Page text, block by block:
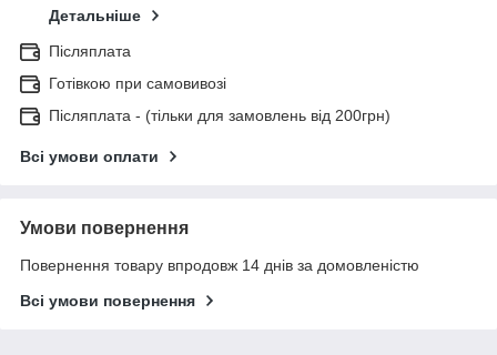
Детальніше
Післяплата
Готівкою при самовивозі
Післяплата - (тільки для замовлень від 200грн)
Всі умови оплати
Умови повернення
Повернення товару впродовж 14 днів за домовленістю
Всі умови повернення